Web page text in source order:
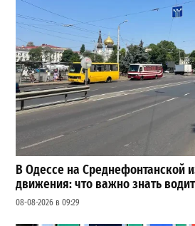
В Одессе на Среднефонтанской
движения: что важно знать
08-08-2026 в 09:29